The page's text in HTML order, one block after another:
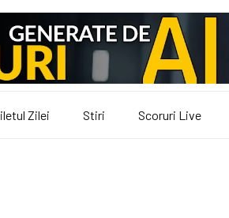
Zilei Stiri Scoruri Live